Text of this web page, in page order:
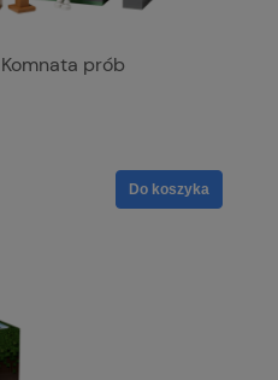
prób
Do koszyka